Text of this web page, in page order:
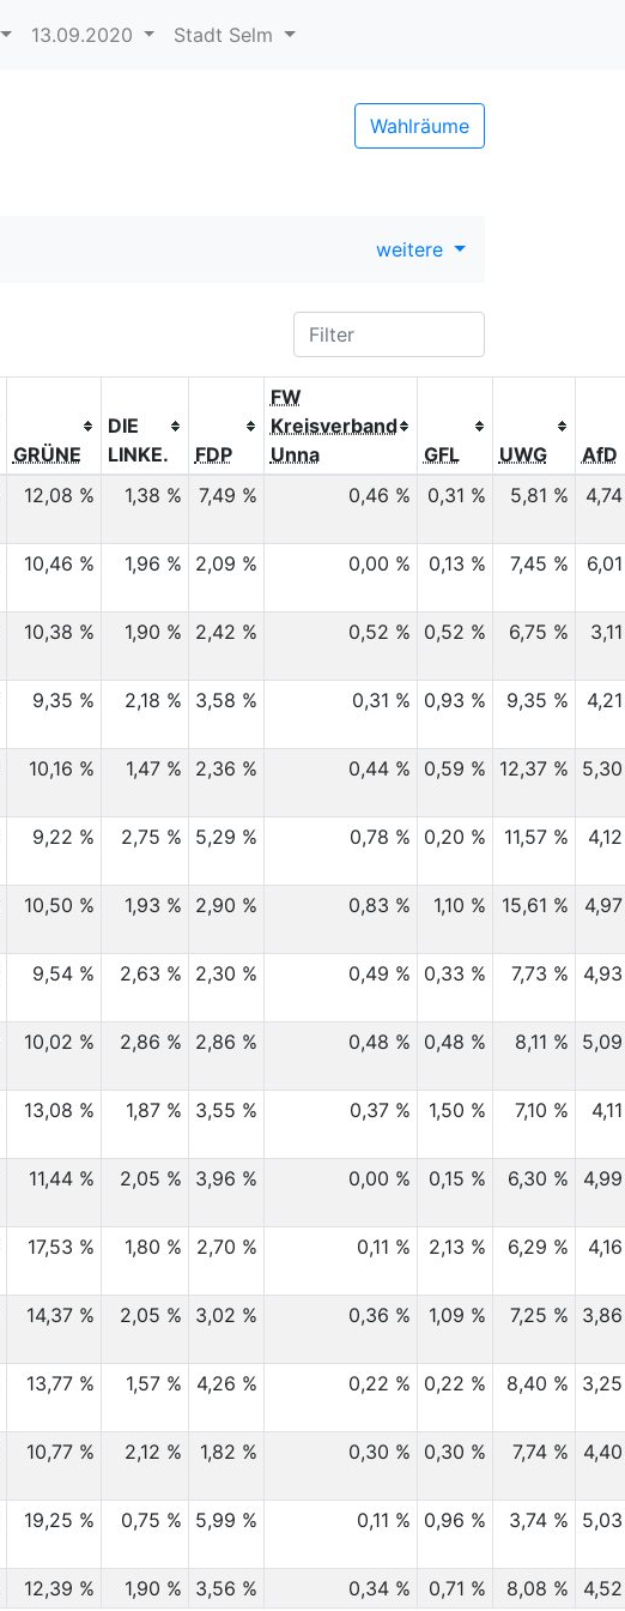
13.09.2020 Stadt Selm
Wahlräume
weitere
GRÜNE
DIE
LINKE.
FDP
FW
Kreisverband
Unna
GFL UWG
AfD
12,08 % 1,38 % 7,49 % 0,46 % 0,31 % 5,81 %
10,46 % 1,96 % 2,09 % 0,00 % 0,13 % 7,45 %
10,38 % 1,90 % 2,42 % 0,52 % 0,52 % 6,75 %
9,35 % 2,18 % 3,58 % 0,31 % 0,93 % 9,35 %
10,16 % 1,47 % 2,36 % 0,44 % 0,59 % 12,37 %
9,22 % 2,75 % 5,29 % 0,78 % 0,20 % 11,57 %
10,50 % 1,93 % 2,90 % 0,83 % 1,10 % 15,61 %
9,54 % 2,63 % 2,30 % 0,49 % 0,33 % 7,73 %
10,02 % 2,86 % 2,86 % 0,48 % 0,48 % 8,11 %
13,08 % 1,87 % 3,55 % 0,37 % 1,50 % 7,10 %
11,44 % 2,05 % 3,96 % 0,00 % 0,15 % 6,30 %
17,53 % 1,80 % 2,70 % 0,11 % 2,13 % 6,29 %
14,37 % 2,05 % 3,02 % 0,36 % 1,09 % 7,25 %
13,77 % 1,57 % 4,26 % 0,22 % 0,22 % 8,40 %
10,77 % 2,12 % 1,82 % 0,30 % 0,30 % 7,74 %
19,25 % 0,75 % 5,99 % 0,11 % 0,96 % 3,74 %
12,39 % 1,90 % 3,56 % 0,34 % 0,71 % 8,08 %